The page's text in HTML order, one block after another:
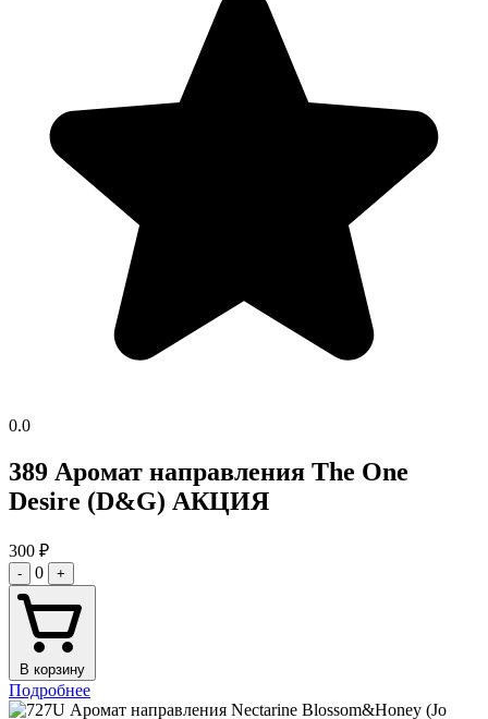
0.0
389 Аромат направления The One
Desire (D&G) АКЦИЯ
300 ₽
- 0 +
В корзину
Подробнее